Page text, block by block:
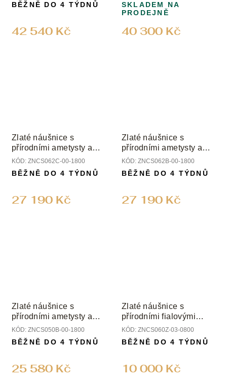
42 540 Kč
BĚŽNĚ DO 4 TÝDNŮ
40 300 Kč
SKLADEM NA
PRODEJNĚ
Zlaté náušnice s
přírodními ametysty a
diamanty
KÓD: ZNCS062C-00-1800
27 190 Kč
BĚŽNĚ DO 4 TÝDNŮ
Zlaté náušnice s
přírodními ametysty a
diamanty
KÓD: ZNCS062B-00-1800
27 190 Kč
BĚŽNĚ DO 4 TÝDNŮ
Zlaté náušnice s
přírodními ametysty a
diamanty
KÓD: ZNCS050B-00-1800
25 580 Kč
BĚŽNĚ DO 4 TÝDNŮ
Zlaté náušnice s
přírodními fialovými
ametysty
KÓD: ZNCS060Z-03-0800
10 000 Kč
BĚŽNĚ DO 4 TÝDNŮ